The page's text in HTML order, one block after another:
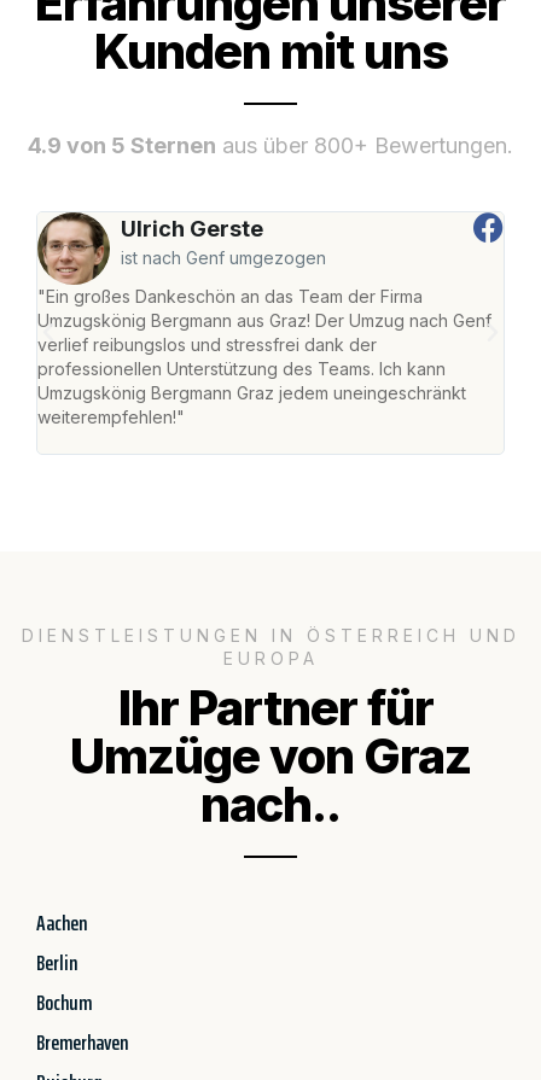
Kunden mit uns
4.9 von 5 Sternen aus über 800+ Bewertungen.
Ulrich Gerste
ist nach Genf umgezogen
"Ein großes Dankeschön an das Team der Firma
Umzugskönig Bergmann aus Graz! Der Umzug nach Genf
verlief reibungslos und stressfrei dank der
professionellen Unterstützung des Teams. Ich kann
Umzugskönig Bergmann Graz jedem uneingeschränkt
weiterempfehlen!"
DIENSTLEISTUNGEN IN ÖSTERREICH UND
EUROPA
Ihr Partner für
Umzüge von Graz
nach..
Aachen
Berlin
Bochum
Bremerhaven